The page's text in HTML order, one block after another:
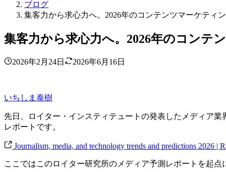
ブログ
集客力から求心力へ。2026年のコンテンツマーケティ
集客力から求心力へ。2026年のコンテ
2026年2月24日 2026年6月16日
いちしま泰樹
先日、ロイター・インスティテュートの発表したメディア
レポートです。
Journalism, media, and technology trends and predictions 2026 |
ここではこのロイター研究所のメディア予測レポートを起